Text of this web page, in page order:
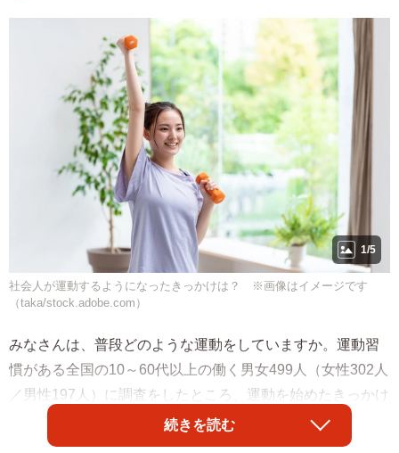
1/5
社会人が運動するようになったきっかけは？ ※画像はイメージです
（taka/stock.adobe.com）
みなさんは、普段どのような運動をしていますか。運動習
慣がある全国の10～60代以上の働く男女499人（女性302人
／男性197人）に調査をしたところ、運動を始めたきっかけ
で最も多かったのは「体重・体型が気になった」でした。
また、行っている運動については、「筋力トレーニング」
続きを読む